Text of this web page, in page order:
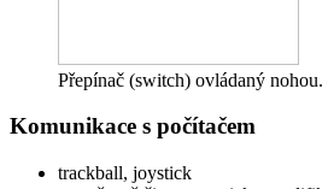
Přepínač (switch) ovládaný nohou.
Komunikace s počítačem
trackball, joystick